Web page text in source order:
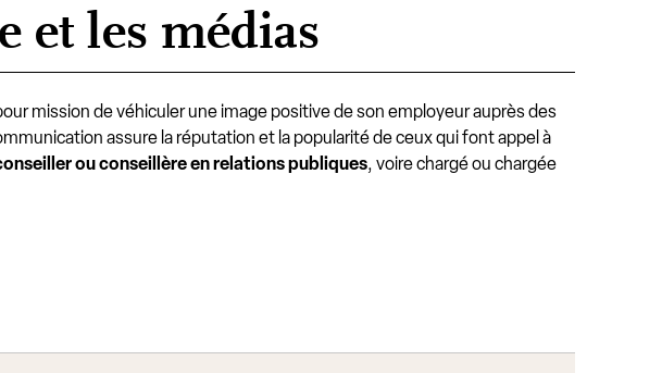
et les médias
mission de véhiculer une image positive de son employeur auprès des
assure la réputation et la popularité de ceux qui font appel à
ou conseillère en relations publiques, voire chargé ou chargée